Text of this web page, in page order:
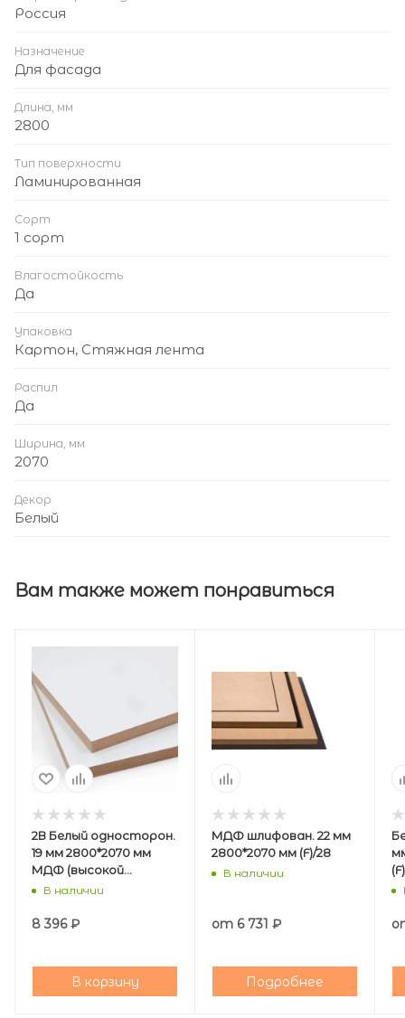
Россия
Назначение
Для фасада
Длина, мм
2800
Тип поверхности
Ламинированная
Сорт
1 сорт
Влагостойкость
Да
Упаковка
Картон, Стяжная лента
Распил
Да
Ширина, мм
2070
Декор
Белый
Вам также может понравиться
2В Белый односторон.
19 мм 2800*2070 мм
МДФ (высокой
плотности)/30
В наличии
8 396₽
В корзину
МДФ шлифован. 22 мм
2800*2070 мм (F)/28
В наличии
от 6 731 ₽
Подробнее